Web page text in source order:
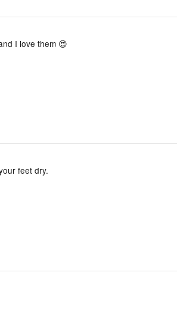
I love them 😍
feet dry.